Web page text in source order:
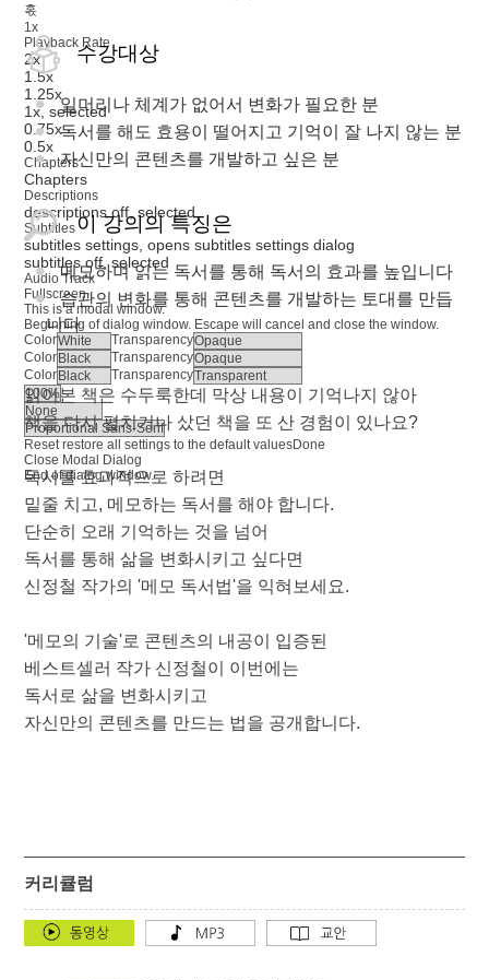
혻
1x
Playback Rate
2x
1.5x
1.25x
1x, selected
0.75x
0.5x
Chapters
Chapters
Descriptions
descriptions off , selected
Subtitles
subtitles settings , opens subtitles settings dialog
subtitles off, selected
Audio Track
Fullscreen
This is a modal window.
Beginning of dialog window. Escape will cancel and close the window.
Color
Transparency
Color
Transparency
Color
Transparency
Reset restore all settings to the default valuesDone
Close Modal Dialog
End of dialog window.
수강대상
일머리나 체계가 없어서 변화가 필요한 분
독서를 해도 효용이 떨어지고 기억이 잘 나지 않는 분
자신만의 콘텐츠를 개발하고 싶은 분
이 강의의 특징은
메모하며 읽는 독서를 통해 독서의 효과를 높입니다
습관의 변화를 통해 콘텐츠를 개발하는 토대를 만듭
니다
읽어본 책은 수두룩한데 막상 내용이 기억나지 않아
책을 다시 펼치거나 샀던 책을 또 산 경험이 있나요?
독서를 효과적으로 하려면
밑줄 치고, 메모하는 독서를 해야 합니다.
단순히 오래 기억하는 것을 넘어
독서를 통해 삶을 변화시키고 싶다면
신정철 작가의 '메모 독서법'을 익혀보세요.
'메모의 기술'로 콘텐츠의 내공이 입증된
베스트셀러 작가 신정철이 이번에는
독서로 삶을 변화시키고
자신만의 콘텐츠를 만드는 법을 공개합니다.
커리큘럼